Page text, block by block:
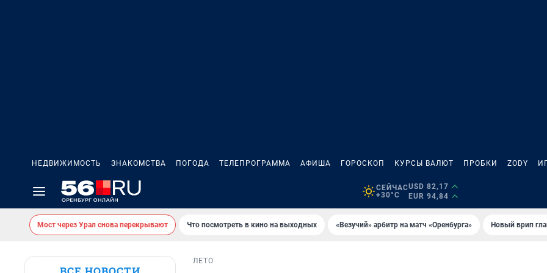
НЕДВИЖИМОСТЬ ЗНАКОМСТВА ПОГОДА ТЕЛЕПРОГРАММА АФИША ГОРОСКОП КУРСЫ ВАЛЮТ ПРОБКИ ZODY
СЕЙЧАС
+30°C
USD 82,17
EUR 94,84
Мост через Урал снова перекрывают Что посмотреть в кино на выходных «Везучий» арбитр на матч «Оренбурга» Новый врип
ЛЕТО